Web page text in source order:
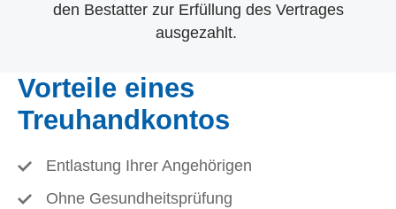
den Bestatter zur Erfüllung des Vertrages
ausgezahlt.
Vorteile eines
Treuhandkontos
Entlastung Ihrer Angehörigen
Ohne Gesundheitsprüfung